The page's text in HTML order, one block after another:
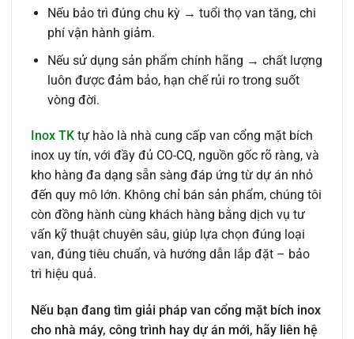
Nếu bảo trì đúng chu kỳ → tuổi thọ van tăng, chi
phí vận hành giảm.
Nếu sử dụng sản phẩm chính hãng → chất lượng
luôn được đảm bảo, hạn chế rủi ro trong suốt
vòng đời.
Inox TK tự hào là nhà cung cấp van cổng mặt bích
inox uy tín, với đầy đủ CO-CQ, nguồn gốc rõ ràng, và
kho hàng đa dạng sẵn sàng đáp ứng từ dự án nhỏ
đến quy mô lớn. Không chỉ bán sản phẩm, chúng tôi
còn đồng hành cùng khách hàng bằng dịch vụ tư
vấn kỹ thuật chuyên sâu, giúp lựa chọn đúng loại
van, đúng tiêu chuẩn, và hướng dẫn lắp đặt – bảo
trì hiệu quả.
Nếu bạn đang tìm giải pháp van cổng mặt bích inox
cho nhà máy, công trình hay dự án mới, hãy liên hệ